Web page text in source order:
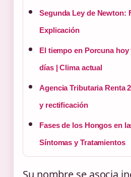
Segunda Ley de Newton:
Explicación
El tiempo en Porcuna
días | Clima actual
Agencia Tributaria Renta
y rectificación
Fases de los Hongos en
Síntomas y Tratamientos
Su nombre se asocia